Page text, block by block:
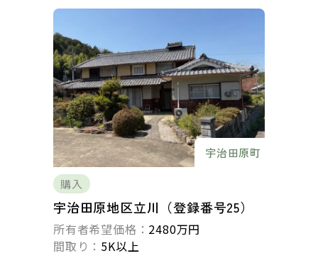
宇治田原町
購入
宇治田原地区立川（登録番号25）
所有者希望価格： 2480万円
間取り： 5K以上